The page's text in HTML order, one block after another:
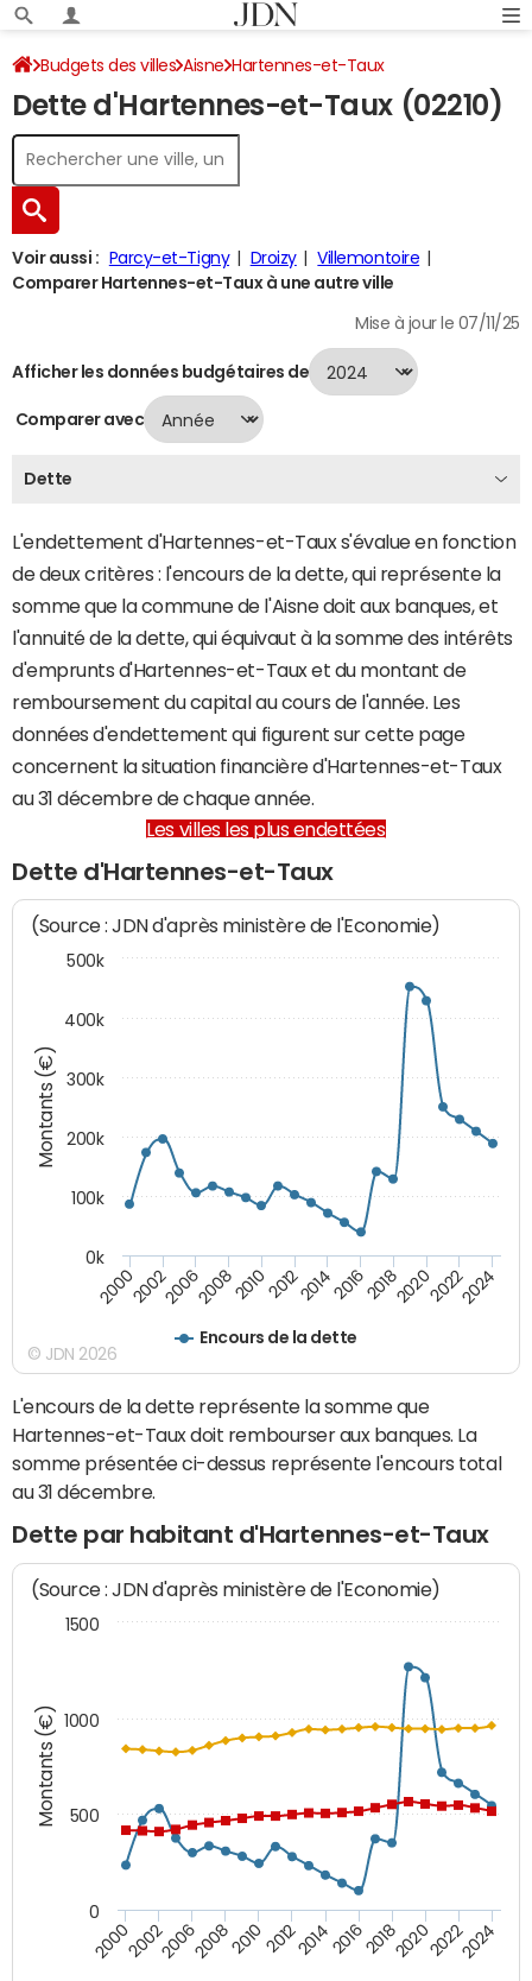
Budgets des villes Aisne Hartennes-et-Taux
Dette au 31/12/2024
Dette d'Hartennes-et-Taux (02210)
Voir aussi : Parcy-et-Tigny Droizy
Villemontoire
Comparer Hartennes-et-Taux à une autre ville
Mise à jour le 07/11/25
Afficher les données budgétaires de
Comparer avec
Dette
L'endettement d'Hartennes-et-Taux s'évalue en fonction
de deux critères : l'encours de la dette, qui représente la
somme que la commune de l'Aisne doit aux banques, et
l'annuité de la dette, qui équivaut à la somme des intérêts
d'emprunts d'Hartennes-et-Taux et du montant de
remboursement du capital au cours de l'année. Les
données d'endettement qui figurent sur cette page
concernent la situation financière d'Hartennes-et-Taux
au 31 décembre de chaque année.
Les villes les plus endettées
Dette d'Hartennes-et-Taux
Montants (€)
(Source : JDN d'après ministère de l'Economie)
Encours de la dette
200020022006200820102012201420162018202020222024
0k
100k
200k
300k
400k
500k
© JDN 2026
L'encours de la dette représente la somme que
Hartennes-et-Taux doit rembourser aux banques. La
somme présentée ci-dessus représente l'encours total
au 31 décembre.
Dette par habitant d'Hartennes-et-Taux
Montants (€)
(Source : JDN d'après ministère de l'Economie)
200020022006200820102012201420162018202020222024
0
500
1000
1500